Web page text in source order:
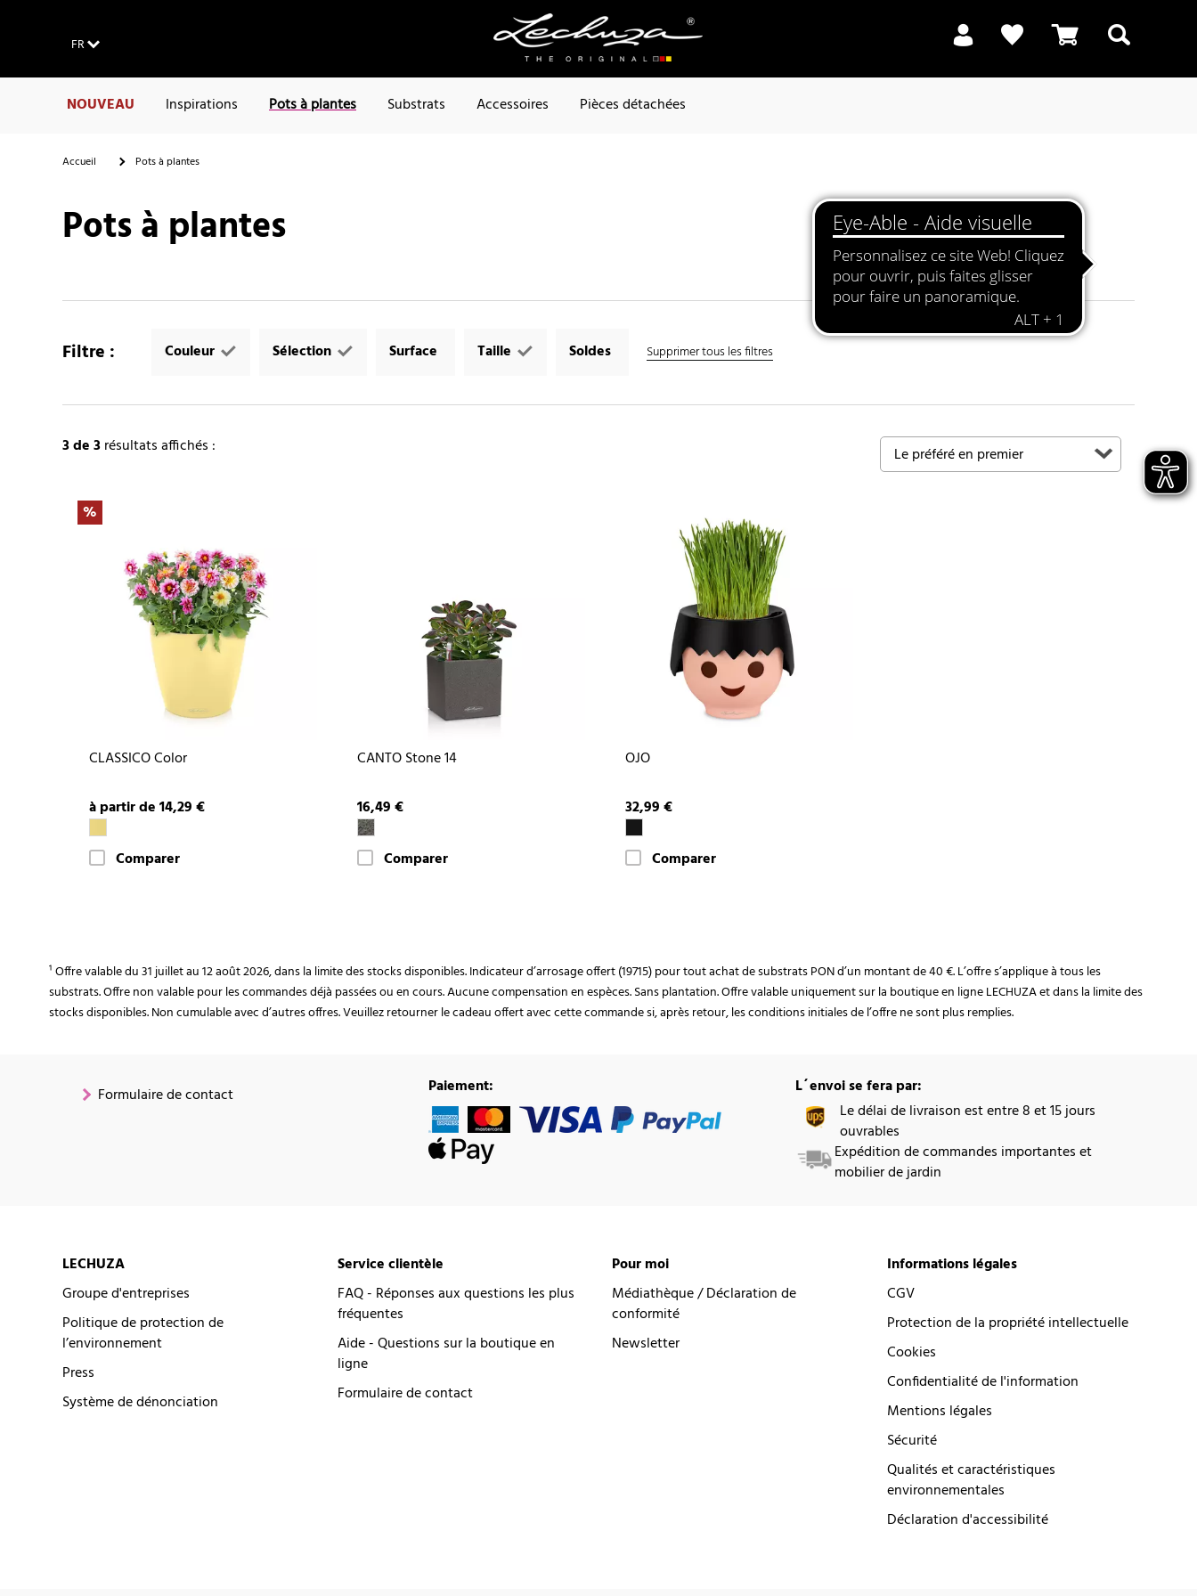
FR
NOUVEAU Inspirations Pots à plantes Substrats Accessoires Pièces détachées
Accueil Pots à plantes
Pots à plantes
Filtre : Couleur Sélection Surface Taille Soldes Supprimer tous les filtres
3de 3résultats affichés :
%
CLASSICO Color
à partir de 14,29 €
Comparer
CANTO Stone 14
16,49 €
Comparer
OJO
32,99 €
Comparer
¹ Offre valable du 31 juillet au 12 août 2026, dans la limite des stocks disponibles. Indicateur d’arrosage offert (19715) pour tout achat de substrats PON d’un montant de 40 €. L’offre s’applique à tous les
substrats. Offre non valable pour les commandes déjà passées ou en cours. Aucune compensation en espèces. Sans plantation. Offre valable uniquement sur la boutique en ligne LECHUZA et dans la limite des
stocks disponibles. Non cumulable avec d’autres offres. Veuillez retourner le cadeau offert avec cette commande si, après retour, les conditions initiales de l’offre ne sont plus remplies.
Formulaire de contact Paiement:
L´envoi se fera par:
Le délai de livraison est entre 8 et 15 jours
ouvrables
Expédition de commandes importantes et
mobilier de jardin
LECHUZA
Groupe d'entreprises
Politique de protection de
l’environnement
Press
Système de dénonciation
Service clientèle
FAQ - Réponses aux questions les plus
fréquentes
Aide - Questions sur la boutique en
ligne
Formulaire de contact
Pour moi
Médiathèque / Déclaration de
conformité
Newsletter
Informations légales
CGV
Protection de la propriété intellectuelle
Cookies
Confidentialité de l'information
Mentions légales
Sécurité
Qualités et caractéristiques
environnementales
Déclaration d'accessibilité